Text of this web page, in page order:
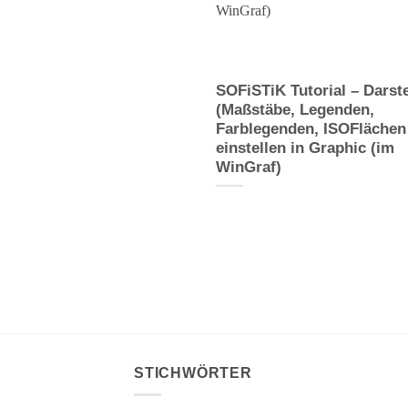
SOFiSTiK Tutorial –
(Maßstäbe, Legenden,
Farblegenden,
einstellen in Graphic (im
WinGraf)
STICHWÖRTER